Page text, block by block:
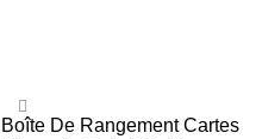
Boîte De Rangement Cartes